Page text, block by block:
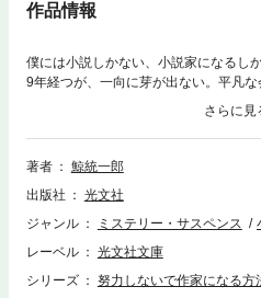
作品情報
僕には小説しかない、小説家になる
9年経つが、一向に芽が出ない。平凡
男がいて、家族の生活を支える身だ。
能がある。そう信じている！ 果たし
るかそういちろう）は夢を叶えられ
実入り乱れたデビュー秘話小説。
著者
鯨統一郎
出版社
光文社
ジャンル
ミステリー・サスペンス
レーベル
光文社文庫
シリーズ
努力しないで作家になる方